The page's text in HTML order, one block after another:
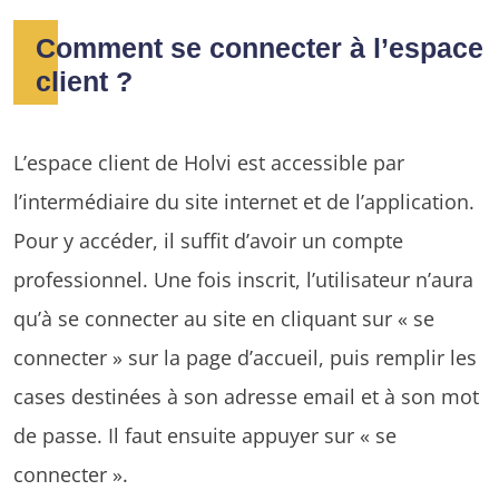
Comment se connecter à l’espace
client ?
L’espace client de Holvi est accessible par
l’intermédiaire du site internet et de l’application.
Pour y accéder, il suffit d’avoir un compte
professionnel. Une fois inscrit, l’utilisateur n’aura
qu’à se connecter au site en cliquant sur « se
connecter » sur la page d’accueil, puis remplir les
cases destinées à son adresse email et à son mot
de passe. Il faut ensuite appuyer sur « se
connecter ».